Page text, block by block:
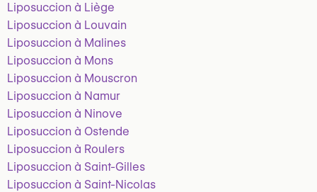
Liposuccion à Liège
Liposuccion à Louvain
Liposuccion à Malines
Liposuccion à Mons
Liposuccion à Mouscron
Liposuccion à Namur
Liposuccion à Ninove
Liposuccion à Ostende
Liposuccion à Roulers
Liposuccion à Saint-Gilles
Liposuccion à Saint-Nicolas